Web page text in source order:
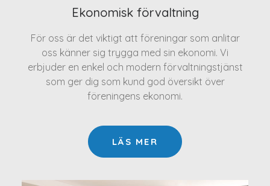
Ekonomisk förvaltning
För oss är det viktigt att föreningar som anlitar
oss känner sig trygga med sin ekonomi. Vi
erbjuder en enkel och modern förvaltningstjänst
som ger dig som kund god översikt över
föreningens ekonomi.
LÄS MER